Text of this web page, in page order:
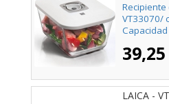
Recipiente
VT33070/
LAICA -